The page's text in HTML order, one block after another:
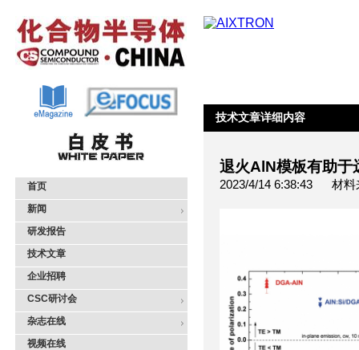
首页
新闻
研发报告
技术文章
企业招聘
CSC研讨会
杂志在线
视频在线
技术文章详细内容
退火AlN模板有助于
2023/4/14 6:38:43 材料